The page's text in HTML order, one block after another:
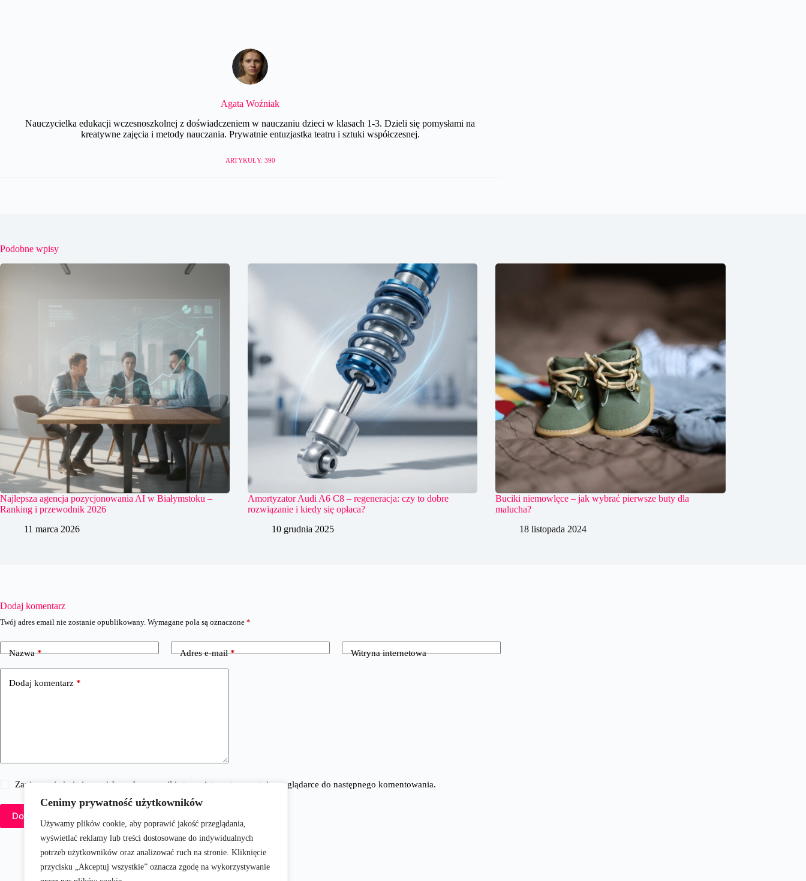
Cenimy prywatność użytkowników
Używamy plików cookie, aby poprawić jakość przeglądania,
wyświetlać reklamy lub treści dostosowane do indywidualnych
potrzeb użytkowników oraz analizować ruch na stronie. Kliknięcie
przycisku „Akceptuj wszystkie” oznacza zgodę na wykorzystywanie
Agata Woźniak
Nauczycielka edukacji wczesnoszkolnej z doświadczeniem w nauczaniu dzieci w klasach 1-3. Dzieli się pomysłami na
kreatywne zajęcia i metody nauczania. Prywatnie entuzjastka teatru i sztuki współczesnej.
ARTYKUŁY: 390
Podobne wpisy
Najlepsza agencja pozycjonowania AI w Białymstoku –
Ranking i przewodnik 2026
11 marca 2026
Amortyzator Audi A6 C8 – regeneracja: czy to dobre
rozwiązanie i kiedy się opłaca?
10 grudnia 2025
Buciki niemowlęce – jak wybrać pierwsze buty dla
malucha?
18 listopada 2024
Dodaj komentarz
Twój adres email nie zostanie opublikowany. Wymagane pola są oznaczone *
Nazwa* Adres e-mail* Witryna internetowa
Dodaj komentarz *
Zapisz moje imię i nazwisko, adres e-mail i stronę internetową w tej przeglądarce do następnego komentowania.
Dodaj komentarz